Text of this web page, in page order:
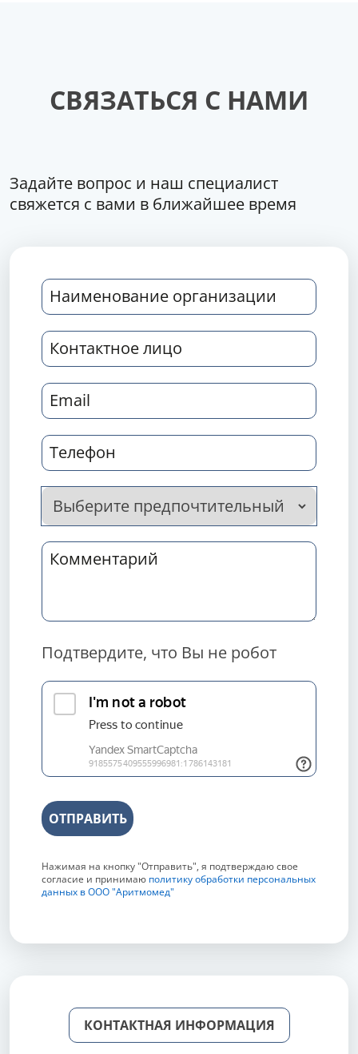
СВЯЗАТЬСЯ С НАМИ
Задайте вопрос и наш специалист
свяжется с вами в ближайшее время
Подтвердите, что Вы не робот
ОТПРАВИТЬ
Нажимая на кнопку "Отправить", я подтверждаю свое
согласие и принимаю политику обработки персональных
данных в ООО "Аритмомед"
КОНТАКТНАЯ ИНФОРМАЦИЯ